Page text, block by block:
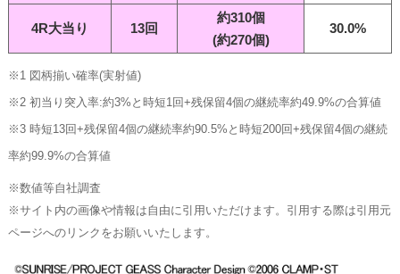
4R大当り 13回
約310個
(約270個)
30.0%
※1 図柄揃い確率(実射値)
※2 初当り突入率:約3%と時短1回+残保留4個の継続率約49.9%の合算値
※3 時短13回+残保留4個の継続率約90.5%と時短200回+残保留4個の継続
率約99.9%の合算値
※数値等自社調査
※サイト内の画像や情報は自由に引用いただけます。引用する際は引用元
ページへのリンクをお願いいたします。